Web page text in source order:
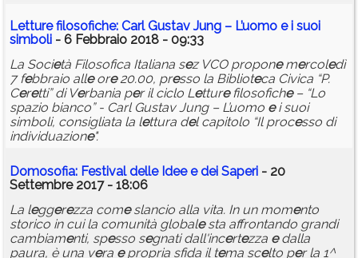
Letturefilosofiche: Carl Gustav Jung – L’uomo ei suoi
simboli - 6 Febbraio 2018 - 09:33
La Società Filosofica Italiana sez VCO proponemercoledì
7 febbraio alleore20.00, presso la Biblioteca Civica “P.
Ceretti” di Verbania per il ciclo Letturefilosofiche– “Lo
spazio bianco” - Carl Gustav Jung – L’uomo ei suoi
simboli, consigliata la lettura del capitolo “Il processo di
individuazione".
Domosofia: Festival delleIdee edei Saperi - 20
Settembre 2017 - 18:06
La leggerezza comeslancio alla vita. In un momento
storico in cui la comunità globalesta affrontando grandi
cambiamenti, spesso segnati dall'incertezza edalla
paura, è una vera epropria sfida il tema scelto per la 1^